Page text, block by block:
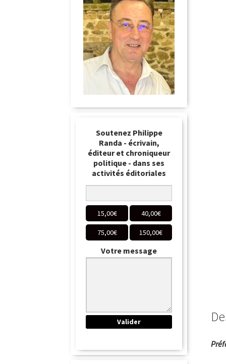
Soutenez Philippe
Randa - écrivain,
éditeur et chroniqueur
politique - dans ses
activités éditoriales
15,00€ 40,00€
75,00€ 150,00€
Votre message